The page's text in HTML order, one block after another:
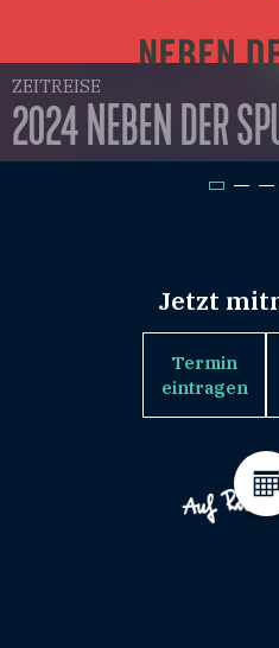
ZEITREISE
2024 NEBEN DER
Jetzt
Termin
eintragen